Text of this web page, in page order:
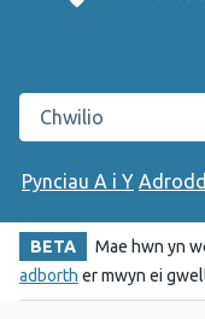
Chwilio gwefan
Pynciau A i Y
BETA
Mae hwn yn
adborth er mwyn ei